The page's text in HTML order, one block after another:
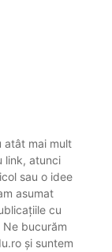
atât mai mult
link, atunci
sau o idee
asumat
cu
bucurăm
și suntem